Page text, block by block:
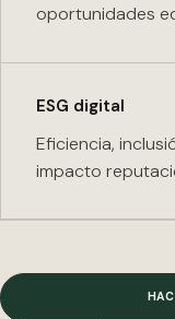
oportunidades
ESG digital
Eficiencia,
impacto